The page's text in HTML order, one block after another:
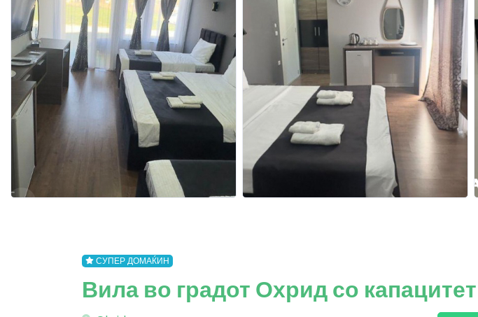
СУПЕР ДОМАЌИН
Вила во градот Охрид со капацитет